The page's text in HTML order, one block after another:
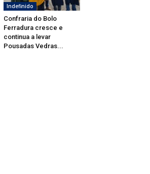
Indefinido
Confraria do Bolo
Ferradura cresce e
continua a levar
Pousadas Vedras...